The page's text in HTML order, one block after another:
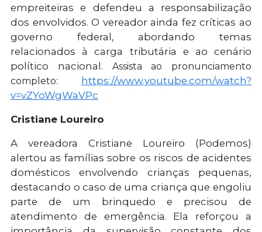
empreiteiras e defendeu a responsabilização
dos envolvidos. O vereador ainda fez críticas ao
governo federal, abordando temas
relacionados à carga tributária e ao cenário
político nacional.
Assista ao pronunciamento
completo:
https://www.youtube.com/watch?
v=vZYoWgWaVPc
Cristiane Loureiro
A vereadora Cristiane Loureiro (Podemos)
alertou as famílias sobre os riscos de acidentes
domésticos envolvendo crianças pequenas,
destacando o caso de uma criança que engoliu
parte de um brinquedo e precisou de
atendimento de emergência. Ela reforçou a